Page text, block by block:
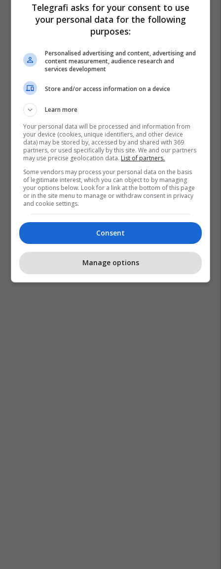
Telegrafi asks for your consent to use
your personal data for the following
purposes:
Personalised advertising and content, advertising and
content measurement, audience research and
services development
Store and/or access information on a device
Learn more
Your personal data will be processed and information from
your device (cookies, unique identifiers, and other device
data) may be stored by, accessed by and shared with 369
partners, or used specifically by this site. We and our partners
may use precise geolocation data. List of partners.
Some vendors may process your personal data on the basis
of legitimate interest, which you can object to by managing
your options below. Look for a link at the bottom of this page
or in the site menu to manage or withdraw consent in privacy
and cookie settings.
Consent
Manage options